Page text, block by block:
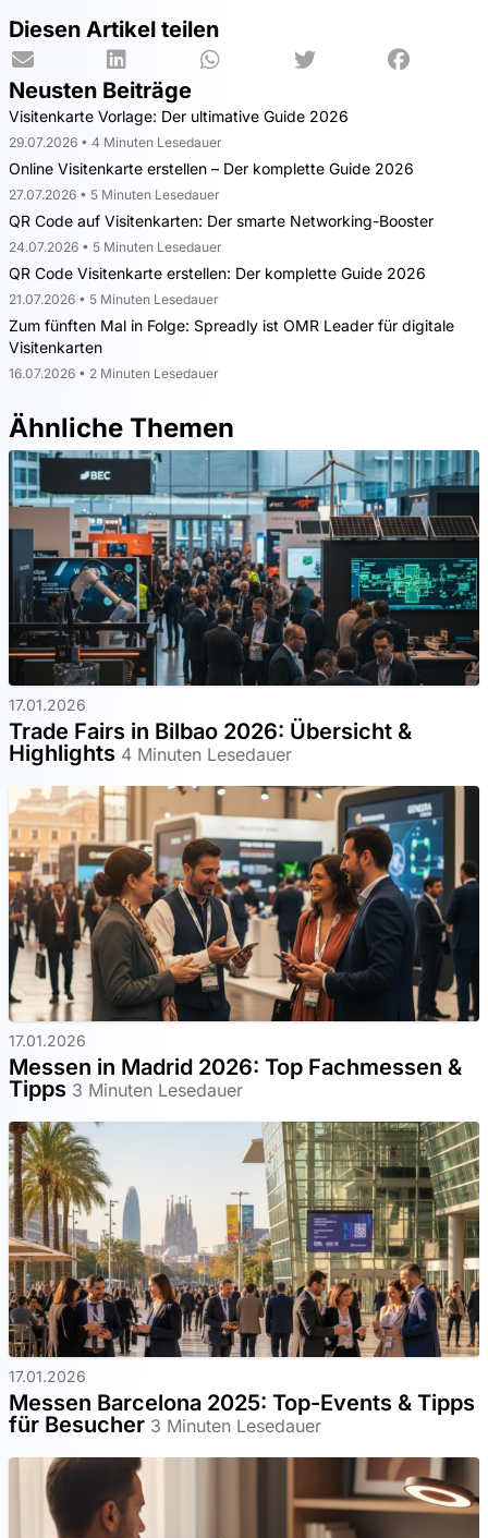
Diesen Artikel teilen
Neusten Beiträge
Visitenkarte Vorlage: Der ultimative Guide 2026
29.07.2026 • 4 Minuten Lesedauer
Online Visitenkarte erstellen – Der komplette Guide 2026
27.07.2026 • 5 Minuten Lesedauer
QR Code auf Visitenkarten: Der smarte Networking-Booster
24.07.2026 • 5 Minuten Lesedauer
QR Code Visitenkarte erstellen: Der komplette Guide 2026
21.07.2026 • 5 Minuten Lesedauer
Zum fünften Mal in Folge: Spreadly ist OMR Leader für digitale
Visitenkarten
16.07.2026 • 2 Minuten Lesedauer
Ähnliche Themen
17.01.2026
Trade Fairs in Bilbao 2026: Übersicht &
Highlights 4 Minuten Lesedauer
17.01.2026
Messen in Madrid 2026: Top Fachmessen &
Tipps 3 Minuten Lesedauer
17.01.2026
Messen Barcelona 2025: Top-Events & Tipps
für Besucher 3 Minuten Lesedauer